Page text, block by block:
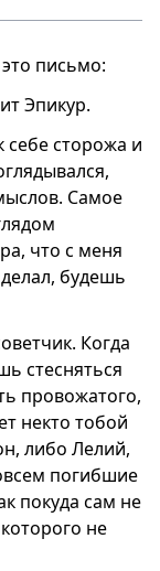
письмо:
Эпикур.
себе сторожа и
Самое
что с меня
будешь
Когда
стесняться
провожатого,
некто тобой
либо Лелий,
погибшие
покуда сам не
не